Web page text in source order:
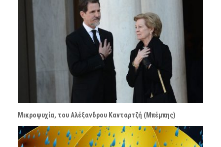
Μικροψυχία, του Αλέξανδρου Κανταρτζή (Μπέμπης)